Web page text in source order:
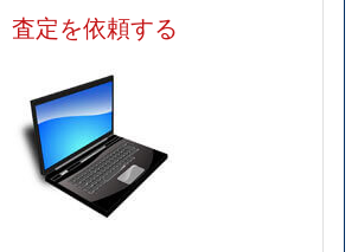
査定を依頼する